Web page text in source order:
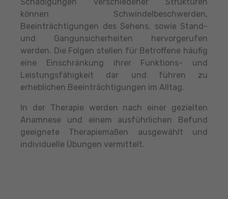
Schädigungen verschiedener Strukturen
können Schwindelbeschwerden,
Beeinträchtigungen des Sehens, sowie Stand-
und Gangunsicherheiten hervorgerufen
werden. Die Folgen stellen für Betroffene häufig
eine Einschränkung ihrer Funktions- und
Leistungsfähigkeit dar und führen zu
erheblichen Beeinträchtigungen im Alltag.
In der Therapie werden nach einer gezielten
Anamnese und einem ausführlichen Befund
geeignete Therapiemaßen ausgewählt und
individuelle Übungen vermittelt.